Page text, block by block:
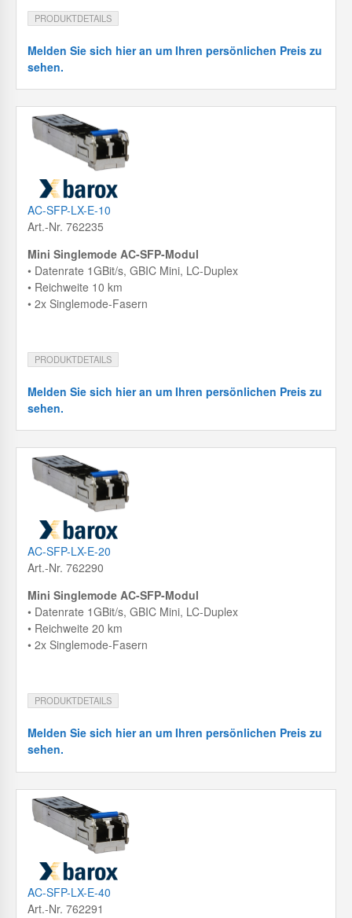
PRODUKTDETAILS
Melden Sie sich hier an um Ihren persönlichen Preis zu
sehen.
AC-SFP-LX-E-10
Art.-Nr. 762235
Mini Singlemode AC-SFP-Modul
• Datenrate 1GBit/s, GBIC Mini, LC-Duplex
• Reichweite 10 km
• 2x Singlemode-Fasern
PRODUKTDETAILS
Melden Sie sich hier an um Ihren persönlichen Preis zu
sehen.
AC-SFP-LX-E-20
Art.-Nr. 762290
Mini Singlemode AC-SFP-Modul
• Datenrate 1GBit/s, GBIC Mini, LC-Duplex
• Reichweite 20 km
• 2x Singlemode-Fasern
PRODUKTDETAILS
Melden Sie sich hier an um Ihren persönlichen Preis zu
sehen.
AC-SFP-LX-E-40
Art.-Nr. 762291